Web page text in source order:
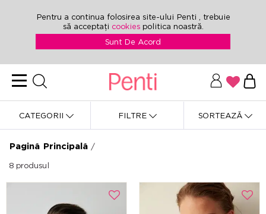
Pentru a continua folosirea site-ului Penti , trebuie
să acceptați cookies politica noastră.
Sunt De Acord
CATEGORII FILTRE SORTEAZĂ
Pagină Principală /
8 produsul